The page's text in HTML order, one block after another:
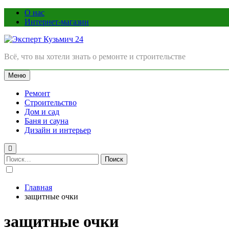
ПерейтиО нас
Интернет-магазин
Эксперт Кузьмич 24
Всё, что вы хотели знать о ремонте и строительстве
Меню
Ремонт
Строительство
Дом и сад
Баня и сауна
Дизайн и интерьер
Найти:
Главная
защитные очки
защитные очки